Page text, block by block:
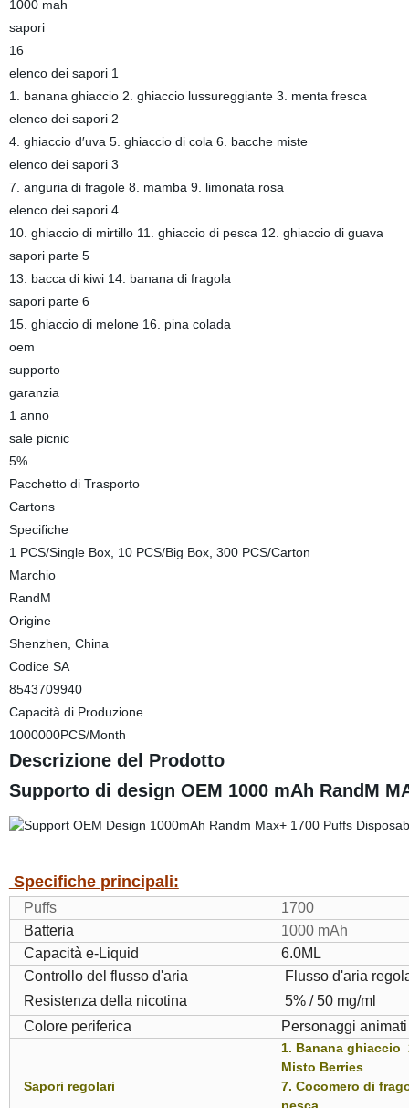
1000 mah
sapori
16
elenco dei sapori 1
1. banana ghiaccio 2. ghiaccio lussureggiante 3. menta fresca
elenco dei sapori 2
4. ghiaccio d′uva 5. ghiaccio di cola 6. bacche miste
elenco dei sapori 3
7. anguria di fragole 8. mamba 9. limonata rosa
elenco dei sapori 4
10. ghiaccio di mirtillo 11. ghiaccio di pesca 12. ghiaccio di guava
sapori parte 5
13. bacca di kiwi 14. banana di fragola
sapori parte 6
15. ghiaccio di melone 16. pina colada
oem
supporto
garanzia
1 anno
sale picnic
5%
Pacchetto di Trasporto
Cartons
Specifiche
1 PCS/Single Box, 10 PCS/Big Box, 300 PCS/Carton
Marchio
RandM
Origine
Shenzhen, China
Codice SA
8543709940
Capacità di Produzione
1000000PCS/Month
Descrizione del Prodotto
Supporto di design OEM 1000 mAh RandM
Specifiche principali:
Puffs
1700
Batteria
1000 mAh
Capacità e-Liquid
6.0ML
Controllo del flusso d'aria
Flusso d'aria
Resistenza della nicotina
5% / 50 mg/ml
Colore periferica
Personaggi animati
Sapori regolari
1. Banana ghiaccio
Misto Berries
7. Cocomero di